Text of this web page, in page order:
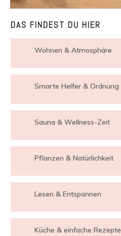
DAS FINDEST DU HIER
Wohnen & Atmosphäre
Smarte Helfer & Ordnung
Sauna & Wellness-Zeit
Pflanzen & Natürlichkeit
Lesen & Entspannen
Küche & einfache Rezepte